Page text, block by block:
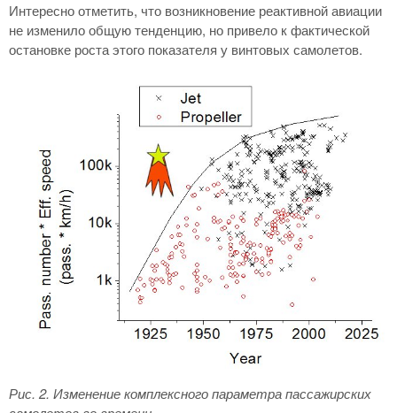
Интересно отметить, что возникновение реактивной авиации
не изменило общую тенденцию, но привело к фактической
остановке роста этого показателя у винтовых самолетов.
Рис. 2. Изменение комплексного параметра пассажирских